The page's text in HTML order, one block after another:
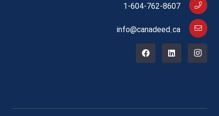
1-604-762-8607
info@canadeed.ca